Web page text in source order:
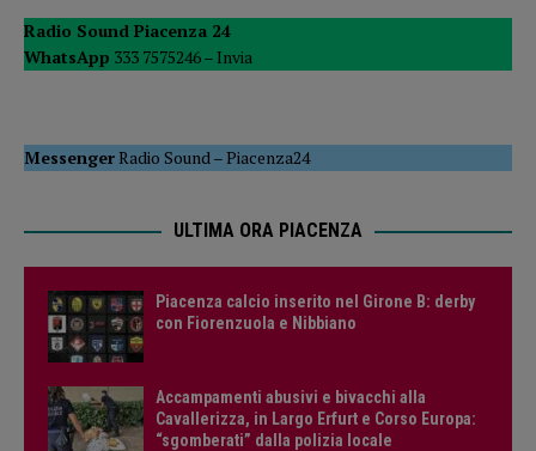
Radio Sound Piacenza 24
WhatsApp 333 7575246 – Invia
MessengerRadio Sound –Piacenza24
ULTIMA ORA PIACENZA
Piacenza calcio inserito nel Girone B: derby
con Fiorenzuola e Nibbiano
Accampamenti abusivi e bivacchi alla
Cavallerizza, in Largo Erfurt e Corso Europa:
“sgomberati” dalla polizia locale